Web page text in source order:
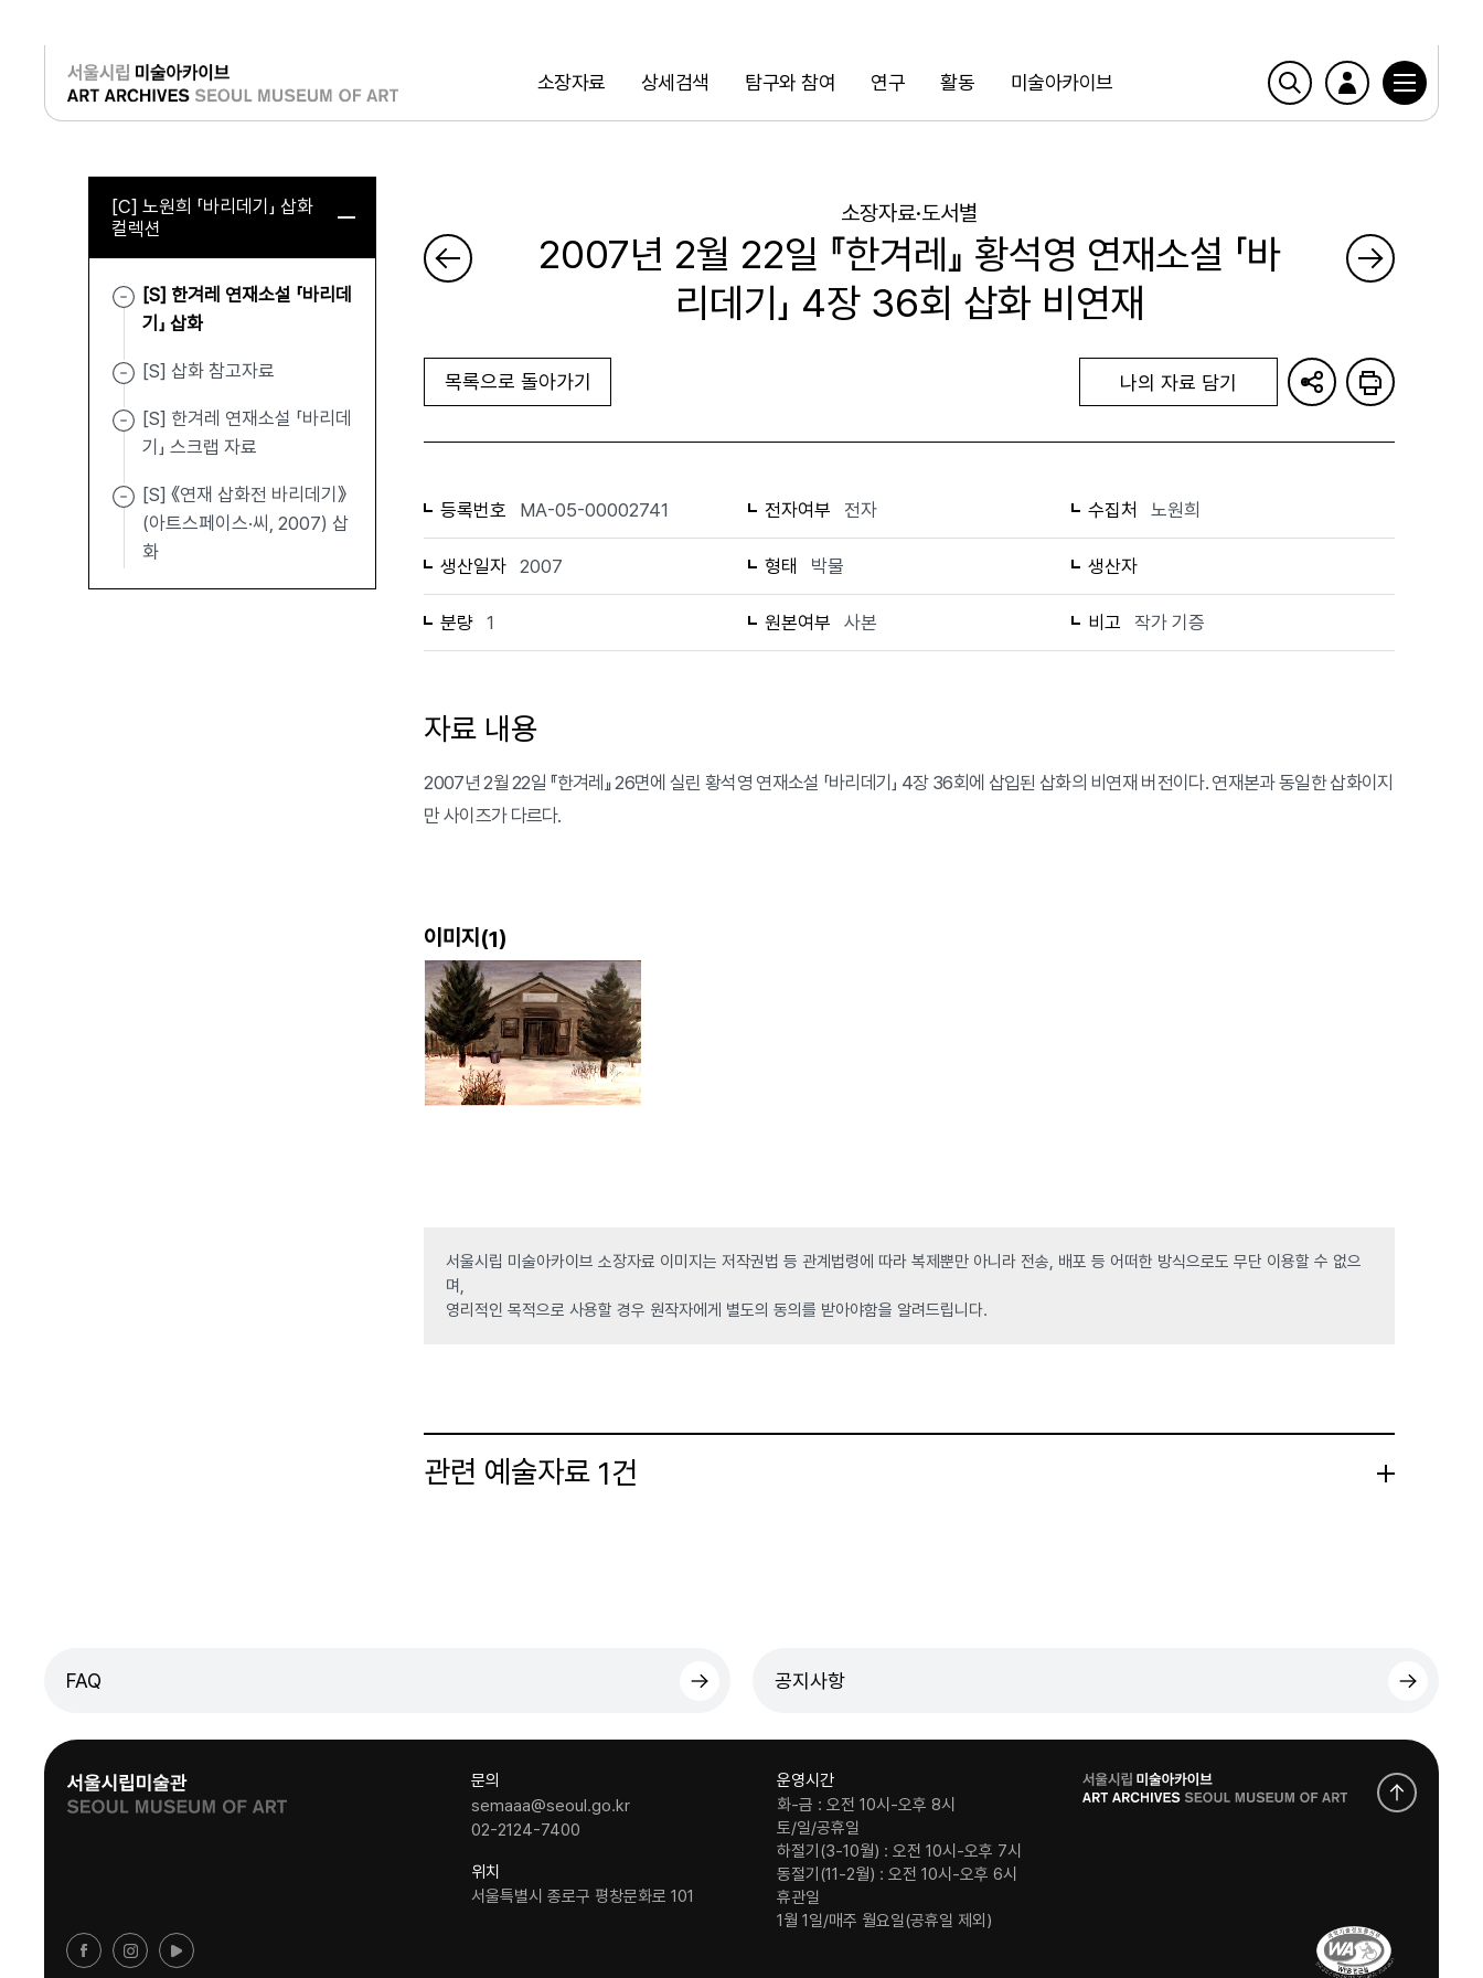
소장자료 상세검색 탐구와 참여 연구 활동 미술아카이브
검색
로그인
[C] 노원희 「바리데기」 삽화
컬렉션
[S] 한겨레 연재소설 「바리데
기」 삽화
[S] 삽화 참고자료
[S] 한겨레 연재소설 「바리데
기」 스크랩 자료
[S] 《연재 삽화전 바리데기》
(아트스페이스·씨, 2007) 삽
화
소장자료·도서별
2007년 2월 22일 『한겨레』 황석영 연재소설 「바
리데기」 4장 36회 삽화 비연재
목록으로 돌아가기 나의 자료 담기
등록번호 MA-05-00002741 전자여부 전자 수집처 노원희
생산일자 2007 형태 박물 생산자
분량 1 원본여부 사본 비고 작가 기증
자료 내용
2007년 2월 22일 『한겨레』 26면에 실린 황석영 연재소설 「바리데기」 4장 36회에 삽입된 삽화의 비연재 버전이다. 연재본과 동일한 삽화이지
만 사이즈가 다르다.
이미지(1)
서울시립 미술아카이브 소장자료 이미지는 저작권법 등 관계법령에 따라 복제뿐만 아니라 전송, 배포 등 어떠한 방식으로도 무단 이용할 수 없으
며,
영리적인 목적으로 사용할 경우 원작자에게 별도의 동의를 받아야함을 알려드립니다.
관련 예술자료 1건
FAQ 공지사항
문의
semaaa@seoul.go.kr
02-2124-7400
위치
서울특별시 종로구 평창문화로 101
운영시간
화-금 : 오전 10시-오후 8시
토/일/공휴일
하절기(3-10월) : 오전 10시-오후 7시
동절기(11-2월) : 오전 10시-오후 6시
휴관일
1월 1일/매주 월요일(공휴일 제외)
로
고